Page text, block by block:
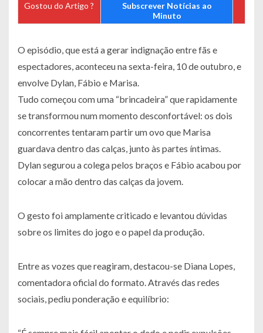
Gostou do Artigo ?
Subscrever Notícias ao
Minuto
O episódio, que está a gerar indignação entre fãs e
espectadores, aconteceu na sexta-feira, 10 de outubro, e
envolve Dylan, Fábio e Marisa.
Tudo começou com uma “brincadeira” que rapidamente
se transformou num momento desconfortável: os dois
concorrentes tentaram partir um ovo que Marisa
guardava dentro das calças, junto às partes íntimas.
Dylan segurou a colega pelos braços e Fábio acabou por
colocar a mão dentro das calças da jovem.
O gesto foi amplamente criticado e levantou dúvidas
sobre os limites do jogo e o papel da produção.
Entre as vozes que reagiram, destacou-se Diana Lopes,
comentadora oficial do formato. Através das redes
sociais, pediu ponderação e equilíbrio: